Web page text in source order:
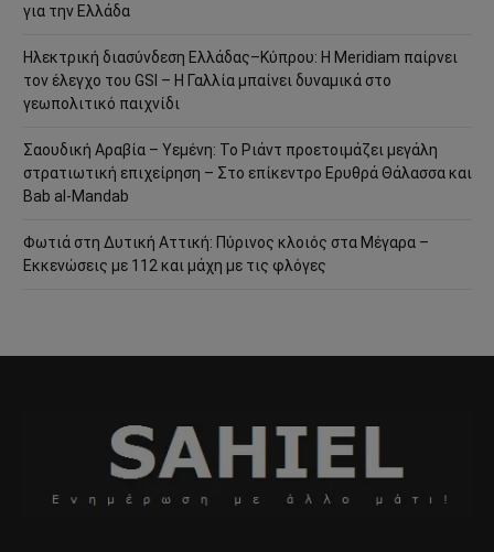
για την Ελλάδα
Ηλεκτρική διασύνδεση Ελλάδας–Κύπρου: Η Meridiam παίρνει
τον έλεγχο του GSI – Η Γαλλία μπαίνει δυναμικά στο
γεωπολιτικό παιχνίδι
Σαουδική Αραβία – Υεμένη: Το Ριάντ προετοιμάζει μεγάλη
στρατιωτική επιχείρηση – Στο επίκεντρο Ερυθρά Θάλασσα και
Bab al-Mandab
Φωτιά στη Δυτική Αττική: Πύρινος κλοιός στα Μέγαρα –
Εκκενώσεις με 112 και μάχη με τις φλόγες